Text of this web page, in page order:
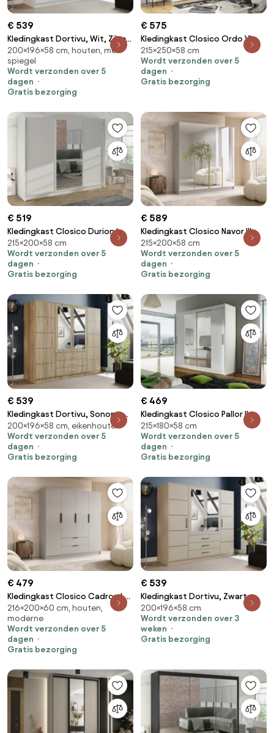
€ 539
Kledingkast Dortivu, Wit, Zilver,
200x196x58cm, 174 kg,
Kledingkast deuren: Met
scharnieren
200×196×58 cm, houten, met
spiegel
Wordt verzonden over 5
dagen
Gratis bezorging
€ 575
Kledingkast Closico Ordo VI,
Wit, 215x250x58cm, 203 kg,
Kledingkast deuren: Schuivend,
Aantal planken: 9, Aantal
planken: 9
215×250×58 cm
Wordt verzonden over 5
dagen
Gratis bezorging
€ 519
Kledingkast Closico Durion I,
Wit, 215x200x58cm, 169 kg,
Kledingkast deuren: Schuivend,
Aantal planken: 9, Aantal
215×200×58 cm
Wordt verzonden over 5
dagen
Gratis bezorging
€ 589
Kledingkast Closico Navor III,
Gouden, Kasjmier,
215x200x58cm, 176 kg,
Kledingkast deuren: Met
215×200×58 cm
Wordt verzonden over 5
dagen
Gratis bezorging
€ 539
Kledingkast Dortivu, Sonoma
eik, Zilver, 200x196x58cm, 174
kg, Kledingkast deuren: Met
scharnieren
200×196×58 cm, eikenhouten
Wordt verzonden over 5
dagen
Gratis bezorging
€ 469
Kledingkast Closico Pallor II,
Wit, 215x180x58cm, 147 kg,
Kledingkast deuren: Schuivend,
Aantal planken: 5, Aantal
planken: 5
215×180×58 cm
Wordt verzonden over 5
dagen
Gratis bezorging
€ 479
Kledingkast Closico Cadron I,
Kasjmier, Zwart,
216x200x60cm, 203 kg,
Kledingkast deuren: Met
scharnieren
216×200×60 cm, houten,
moderne
Wordt verzonden over 5
dagen
Gratis bezorging
€ 539
Kledingkast Dortivu, Zwart,
Kasjmier, 200x196x58cm, 174
kg, Kledingkast deuren: Met
scharnieren
200×196×58 cm
Wordt verzonden over 3
weken
Gratis bezorging